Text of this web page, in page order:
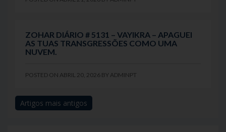
ZOHAR DIÁRIO # 5131 – VAYIKRA – APAGUEI
AS TUAS TRANSGRESSÕES COMO UMA
NUVEM.
POSTED ON ABRIL 20, 2026 BY ADMINPT
Navegação
Artigos mais antigos